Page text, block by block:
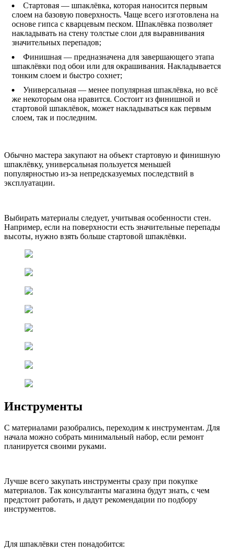
Стартовая — шпаклёвка, которая наносится первым
слоем на базовую поверхность. Чаще всего изготовлена на
основе гипса с кварцевым песком. Шпаклёвка позволяет
накладывать на стену толстые слои для выравнивания
значительных перепадов;
Финишная — предназначена для завершающего этапа
шпаклёвки под обои или для окрашивания. Накладывается
тонким слоем и быстро сохнет;
Универсальная — менее популярная шпаклёвка, но всё
же некоторым она нравится. Состоит из финишной и
стартовой шпаклёвок, может накладываться как первым
слоем, так и последним.
Обычно мастера закупают на объект стартовую и финишную
шпаклёвку, универсальная пользуется меньшей
популярностью из-за непредсказуемых последствий в
эксплуатации.
Выбирать материалы следует, учитывая особенности стен.
Например, если на поверхности есть значительные перепады
высоты, нужно взять больше стартовой шпаклёвки.
Инструменты
С материалами разобрались, переходим к инструментам. Для
начала можно собрать минимальный набор, если ремонт
планируется своими руками.
Лучше всего закупать инструменты сразу при покупке
материалов. Так консультанты магазина будут знать, с чем
предстоит работать, и дадут рекомендации по подбору
инструментов.
Для шпаклёвки стен понадобится: